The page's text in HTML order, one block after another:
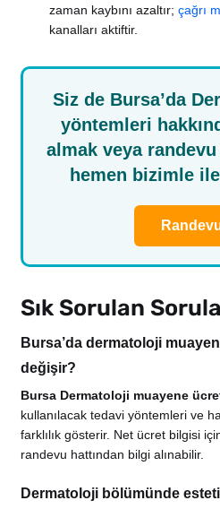
zaman kaybını azaltır;çağrı
kanalları aktiftir.
Siz de Bursa’da
yöntemleri
almak veya
hemen bizimle
Sık Sorulan
Bursa’da dermatoloji
değişir?
Bursa Dermatoloji muayene
kullanılacak tedavi yöntemleri ve
farklılık gösterir. Net ücret bilgisi
randevu hattından bilgi alınabilir.
Dermatoloji bölümünde